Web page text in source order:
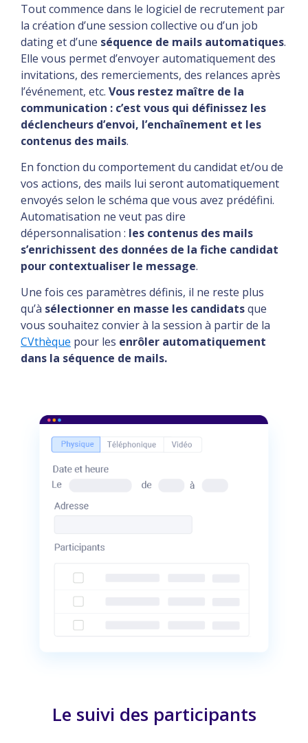
Tout commence dans le logiciel de recrutement par
la création d’une session collective ou d’un job
dating et d’une séquence de mails automatiques.
Elle vous permet d’envoyer automatiquement des
invitations, des remerciements, des relances après
l’événement, etc. Vous restez maître de la
communication : c’est vous qui définissez les
déclencheurs d’envoi, l’enchaînement et les
contenus des mails.
En fonction du comportement du candidat et/ou de
vos actions, des mails lui seront automatiquement
envoyés selon le schéma que vous avez prédéfini.
Automatisation ne veut pas dire
dépersonnalisation : les contenus des mails
s’enrichissent des données de la fiche candidat
pour contextualiser le message.
Une fois ces paramètres définis, il ne reste plus
qu’à sélectionner en masse les candidatsque
vous souhaitez convier à la session à partir de la
CVthèque pour les enrôler automatiquement
dans la séquence de mails.
Le suivi des participants